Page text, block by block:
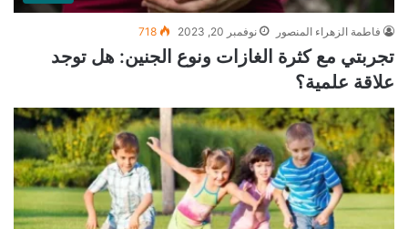
فاطمة الزهراء المنصور نوفمبر 20, 2023 718
تجربتي مع كثرة الغازات ونوع الجنين: هل توجد
علاقة علمية؟